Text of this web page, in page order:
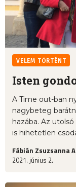
VELEM TÖRTÉNT
Isten
A Time out-ban
nagybeteg
hazába. Az
is hihetetlen
Fábián Zsuzsanna
2021. június 2.